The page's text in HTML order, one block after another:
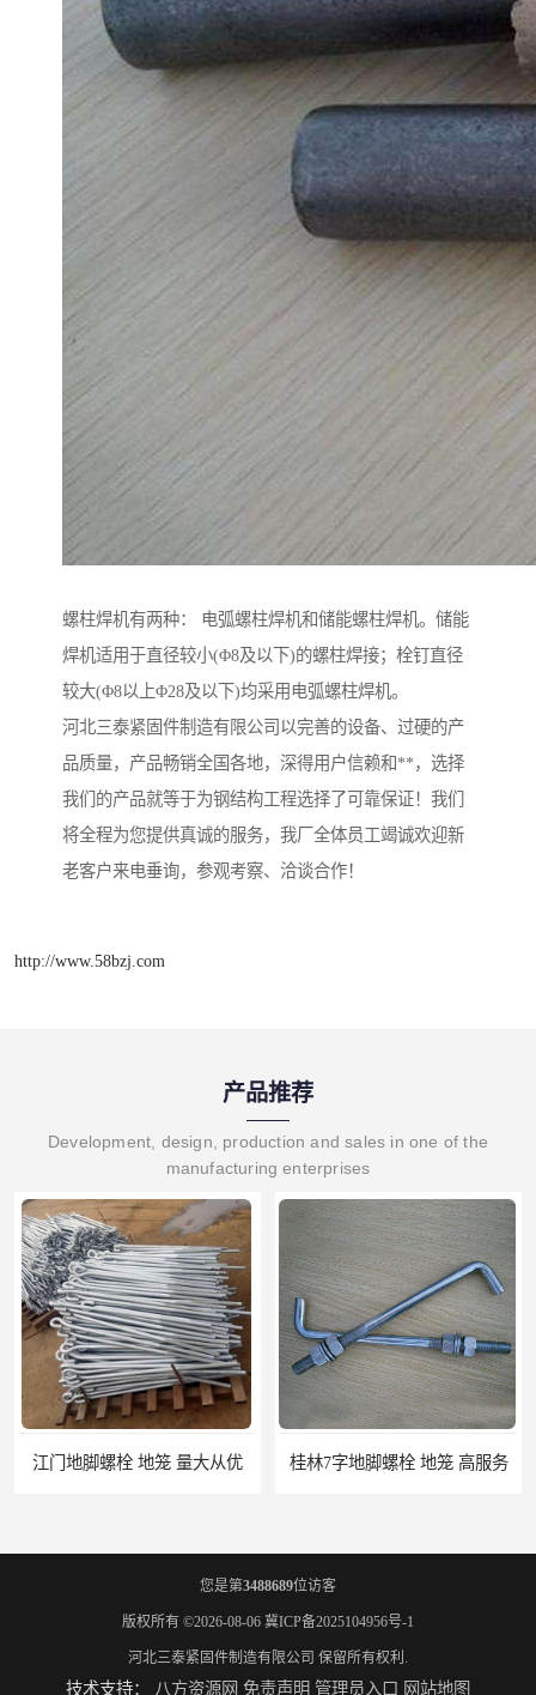
螺柱焊机有两种： 电弧螺柱焊机和储能螺柱焊机。储能
焊机适用于直径较小(Φ8及以下)的螺柱焊接；栓钉直径
较大(Φ8以上Φ28及以下)均采用电弧螺柱焊机。
河北三泰紧固件制造有限公司以完善的设备、过硬的产
品质量，产品畅销全国各地，深得用户信赖和**，选择
我们的产品就等于为钢结构工程选择了可靠保证！我们
将全程为您提供真诚的服务，我厂全体员工竭诚欢迎新
老客户来电垂询，参观考察、洽谈合作！
http://www.58bzj.com
产品推荐
Development, design, production and sales in one of the
manufacturing enterprises
桂林7字地脚螺栓 地笼 高服务
您是第3488689位访客
版权所有 ©2026-08-06 冀ICP备2025104956号-1
河北三泰紧固件制造有限公司 保留所有权利.
技术支持： 八方资源网 免责声明 管理员入口 网站地图